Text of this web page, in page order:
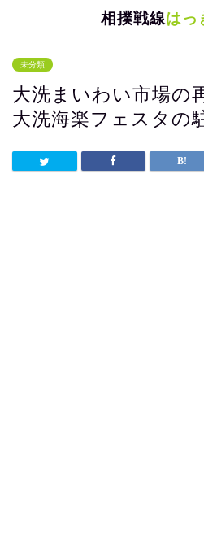
相撲戦線はっ
未分類
大洗まいわい市場の
大洗海楽フェスタの